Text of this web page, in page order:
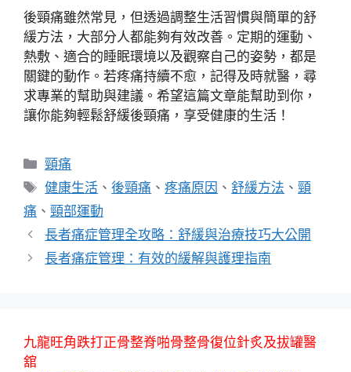
後頸痛雖然常見，但透過調整生活習慣與簡單的舒
緩方法，大部分人都能夠有效改善。定期的運動、
熱敷、適合的睡眠環境以及觀察自己的姿勢，都是
關鍵的動作。若疼痛持續不愈，記得及時就醫，尋
求專業的幫助與建議。希望這篇文章能幫助到你，
讓你能夠輕鬆舒緩後頸痛，享受健康的生活！
分
類
頸痛
標
籤
健康生活 、後頸痛 、疼痛原因 、舒緩方法 、頸
痛 、 頸部運動
長者痛症管理全攻略：舒緩與治療技巧大公開
長者痛症管理：有效的緩解與護理指南
九龍旺角跌打正骨整脊啪骨整骨復位針炙及拔罐醫
舘